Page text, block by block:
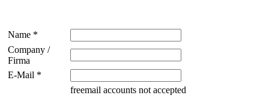
Name *
Company /
Firma
E-Mail *
freemail accounts not accepted